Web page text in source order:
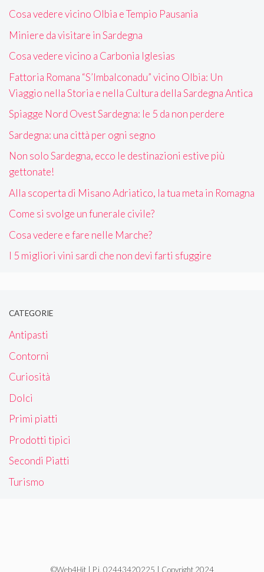
Cosa vedere vicino Olbia e Tempio Pausania
Miniere da visitare in Sardegna
Cosa vedere vicino a Carbonia Iglesias
Fattoria Romana “S’Imbalconadu” vicino Olbia: Un
Viaggio nella Storia e nella Cultura della Sardegna Antica
Spiagge Nord Ovest Sardegna: le 5 da non perdere
Sardegna: una città per ogni segno
Non solo Sardegna, ecco le destinazioni estive più
gettonate!
Alla scoperta di Misano Adriatico, la tua meta in Romagna
Come si svolge un funerale civile?
Cosa vedere e fare nelle Marche?
I 5 migliori vini sardi che non devi farti sfuggire
CATEGORIE
Antipasti
Contorni
Curiosità
Dolci
Primi piatti
Prodotti tipici
Secondi Piatti
Turismo
©Web4Hit | P.i. 02443420225 | Copyright 2024